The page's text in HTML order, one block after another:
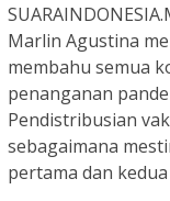
Marlin Agustina
membahu semua
penanganan
Pendistribusian
sebagaimana
pertama dan